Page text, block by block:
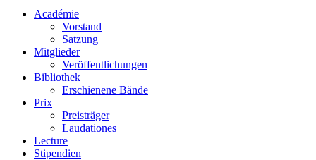
Académie
Vorstand
Satzung
Mitglieder
Veröffentlichungen
Bibliothek
Erschienene Bände
Prix
Preisträger
Laudationes
Lecture
Stipendien